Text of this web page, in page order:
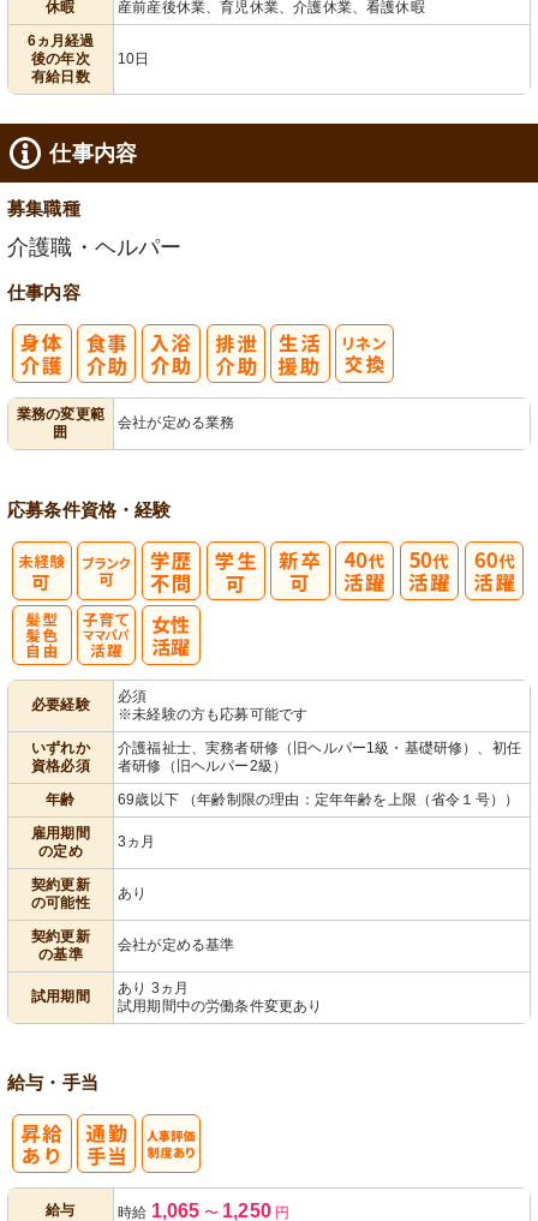
休暇
産前産後休業、育児休業、介護休業、看護休暇
6ヵ月経過
後の年次
有給日数
10日
仕事内容
募集職種
介護職・ヘルパー
仕事内容
業務の変更範
囲
会社が定める業務
応募条件資格・経験
必要経験
必須
※未経験の方も応募可能です
いずれか
資格必須
介護福祉士、実務者研修（旧ヘルパー1級・基礎研修）、初任
者研修（旧ヘルパー2級）
年齢
69歳以下 （年齢制限の理由：定年年齢を上限（省令１号））
雇用期間
の定め
3ヵ月
契約更新
の可能性
あり
契約更新
の基準
会社が定める基準
試用期間
あり 3ヵ月
試用期間中の労働条件変更あり
給与・手当
給与 時給 1,065 〜 1,250円